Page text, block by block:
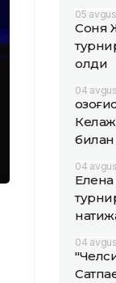
05
Соня
олди
04
04
04